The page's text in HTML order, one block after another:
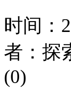
时间：
者：探
(0)